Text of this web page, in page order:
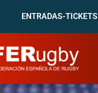
ENTRADAS-TICKETS